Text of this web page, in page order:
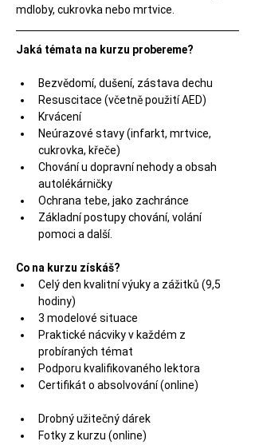
mdloby, cukrovka nebo mrtvice.
Jaká témata na kurzu probereme?
Bezvědomí, dušení, zástava dechu
Resuscitace (včetně použití AED)
Krvácení
Neúrazové stavy (infarkt, mrtvice,
cukrovka, křeče)
Chování u dopravní nehody a obsah
autolékárničky
Ochrana tebe, jako zachránce
Základní postupy chování, volání
pomoci a další.
Co na kurzu získáš?
Celý den kvalitní výuky a zážitků (9,5
hodiny)
3 modelové situace
Praktické nácviky v každém z
probíraných témat
Podporu kvalifikovaného lektora
Certifikát o absolvování (online)
Drobný užitečný dárek
Fotky z kurzu (online)